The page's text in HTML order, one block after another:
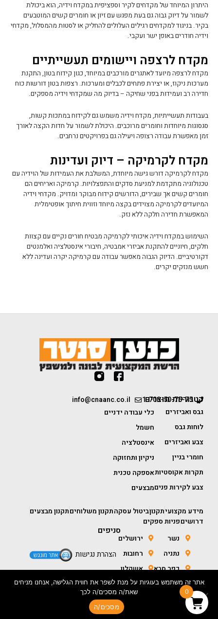
היתרון המיוחד של מקדחים לקיר וספציפית במקדח וידיה, הוא ביכולת
לשמור על דיוק גבוה גם בעת מפגש עם זיון או חומרים קשים המוטבעים
בקיר. בניגוד למקדחים רגילים העלולים להחליק או לסטות מהמסלול, מקדחי
וידיה חודרים באופן ישר ועקבי.
מקדח לרצפה ויישומים תעשייתיים
מקדח לרצפה מיועד לאתגרים מורכבים במיוחד, כגון קידוח בטון, התקנת
מערכות ניקוז, או יצירת פתחים לכבלים ומערכות. רצפות בטון דורשות כוח
חדירה רב ועמידות בפני שחיקה – בדיוק מה שמקדחי וידיה מספקים.
בעבודות תעשייתיות, מקדח וידיה משמש גם לקידוח במתכות קשות,
סגסוגות מיוחדות וחומרים מרוכבים. היכולת לשמור על חדות הקצה לאורך
זמן מאפשרת עבודה רצופה ויעילה גם בפרויקטים נרחבים.
מקדח לקרמיקה – דיוק ועדינות
מקדח לקרמיקה דורש גישה מיוחדת, המשלבת את העמידות של הוידיה עם
טכנולוגיה מתקדמת למניעת סדקים והתפצלויות. קרמיקה ואריחים הם
חומרים קשים אך שבירים, הדורשים קידוח מבוקר ומדויק. מקדחי וידיה
המיועדים לקרמיקה מצוידים בקצה מיוחד וזווית חיתוך אופטימלית
המאפשרת חדירה חלקה ללא נזק.
השימוש במקדח וידיה איכותי לקרמיקה מבטיח חורים נקיים עם קצוות
חלקים, חיוניים להתקנת אביזרי אמבטיה, חיבורי אינסטלציה ואלמנטים
דקורטיביים. הדיוק הגבוה מאפשר עבודה עם קרמיקה יקרה ועדינה ללא
חשש מנזקים יקרים.
1-700-50-75-75
info@cnaanc.co.il קטגוריות מוצרים
גבס ואביזרים
לוחות גבס
צבע ואביזרים
חומרי בניין
תקרות אקוסטיות
צבע לקירות פנים
כלי עבודה ידניים
חשמל
אינסטלציה
ניקיון ותחזוקה
אספקה טכנית
מבצעים
מידע מקצועיתקנוןביטול עסקהתקנון משלוחיםתקנון מבצעים
דרושיםפניות ספקים
סניפים
נשר
נתניה
כפר סבא
חולון
ירושלים
רחובות
אשקלון
באר שבע
הצהרת נגישות
0
אתר זה משתמש בעוגיות על מנת לשפר את חווית הגלישה, אנחנו מניחים
שאת/ה מסכים/ה לכך
מסכים/ה